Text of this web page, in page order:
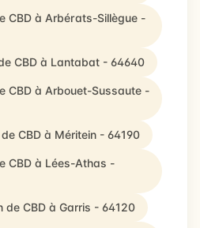
CBD à Arbérats-Sillègue -
CBD à Lantabat - 64640
CBD à Arbouet-Sussaute -
CBD à Méritein - 64190
CBD à Lées-Athas -
de CBD à Garris - 64120